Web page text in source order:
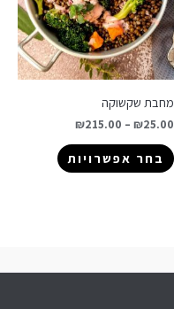
מחבת שקשוקה
₪25.00
–
₪215.00
בחר אפשרויות